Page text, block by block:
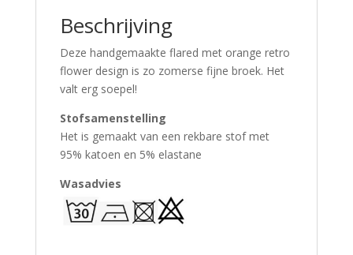
Beschrijving
Deze handgemaakte flared met orange retro
flower design is zo zomerse fijne broek. Het
valt erg soepel!
Stofsamenstelling
Het is gemaakt van een rekbare stof met
95% katoen en 5% elastane
Wasadvies